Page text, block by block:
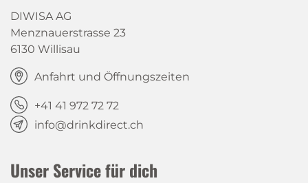
DIWISA AG
Menznauerstrasse 23
6130 Willisau
Anfahrt und Öffnungszeiten
+41 41 972 72 72
info@drinkdirect.ch
Unser Service für dich